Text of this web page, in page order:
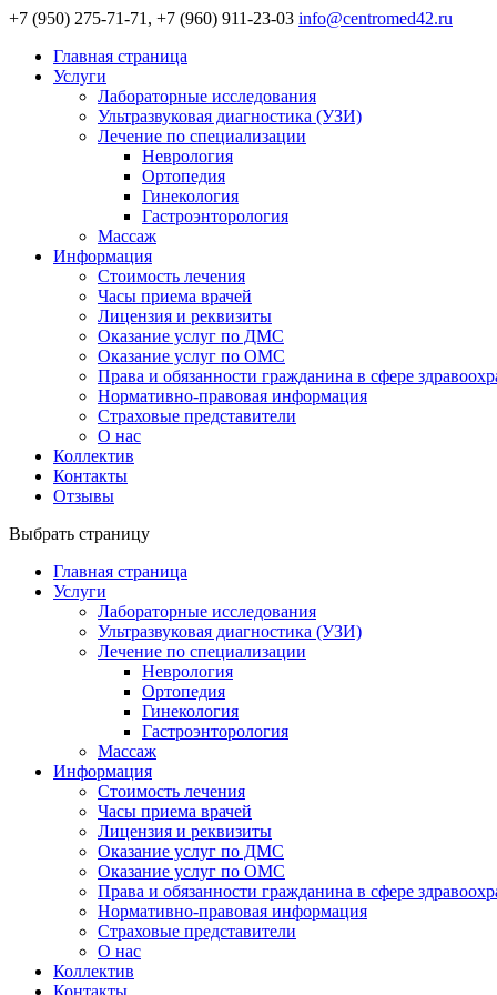
+7 (950) 275-71-71, +7 (960) 911-23-03 info@centromed42.ru
Главная страница
Услуги
Лабораторные исследования
Ультразвуковая диагностика (УЗИ)
Лечение по специализации
Неврология
Ортопедия
Гинекология
Гастроэнторология
Массаж
Информация
Стоимость лечения
Часы приема врачей
Лицензия и реквизиты
Оказание услуг по ДМС
Оказание услуг по ОМС
Права и обязанности гражданина в сфере
Нормативно-правовая информация
Страховые представители
О нас
Коллектив
Контакты
Отзывы
Выбрать страницу
Главная страница
Услуги
Лабораторные исследования
Ультразвуковая диагностика (УЗИ)
Лечение по специализации
Неврология
Ортопедия
Гинекология
Гастроэнторология
Массаж
Информация
Стоимость лечения
Часы приема врачей
Лицензия и реквизиты
Оказание услуг по ДМС
Оказание услуг по ОМС
Права и обязанности гражданина в сфере
Нормативно-правовая информация
Страховые представители
О нас
Коллектив
Контакты